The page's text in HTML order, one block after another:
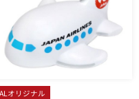
オリジナル